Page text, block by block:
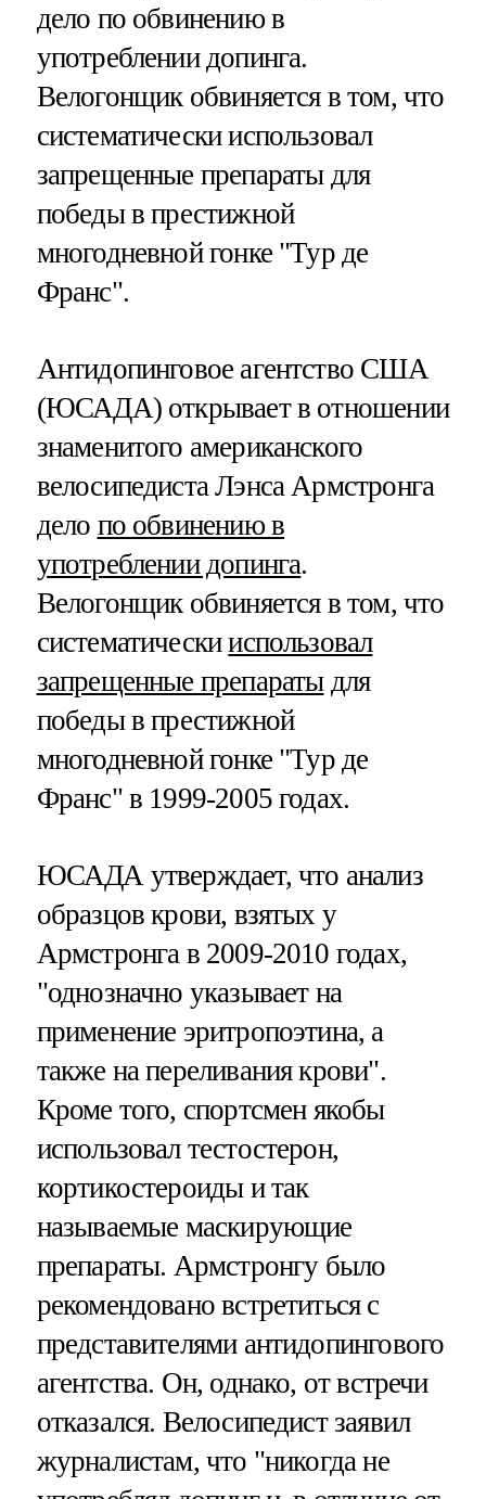
дело по обвинению в
употреблении допинга.
Велогонщик обвиняется в том, что
систематически использовал
запрещенные препараты для
победы в престижной
многодневной гонке "Тур де
Франс".
Антидопинговое агентство США
(ЮСАДА) открывает в отношении
знаменитого американского
велосипедиста Лэнса Армстронга
дело по обвинению в
употреблении допинга.
Велогонщик обвиняется в том, что
систематическииспользовал
запрещенные препаратыдля
победы в престижной
многодневной гонке "Тур де
Франс" в 1999-2005 годах.
ЮСАДА утверждает, что анализ
образцов крови, взятых у
Армстронга в 2009-2010 годах,
"однозначно указывает на
применение эритропоэтина, а
также на переливания крови".
Кроме того, спортсмен якобы
использовал тестостерон,
кортикостероиды и так
называемые маскирующие
препараты. Армстронгу было
рекомендовано встретиться с
представителями антидопингового
агентства. Он, однако, от встречи
отказался. Велосипедист заявил
журналистам, что "никогда не